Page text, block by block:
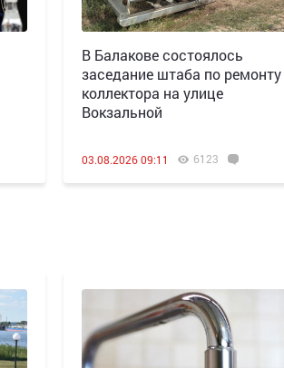
В Балакове состоялось
заседание штаба по ремонту
коллектора на улице
Вокзальной
03.08.2026 09:11 6123